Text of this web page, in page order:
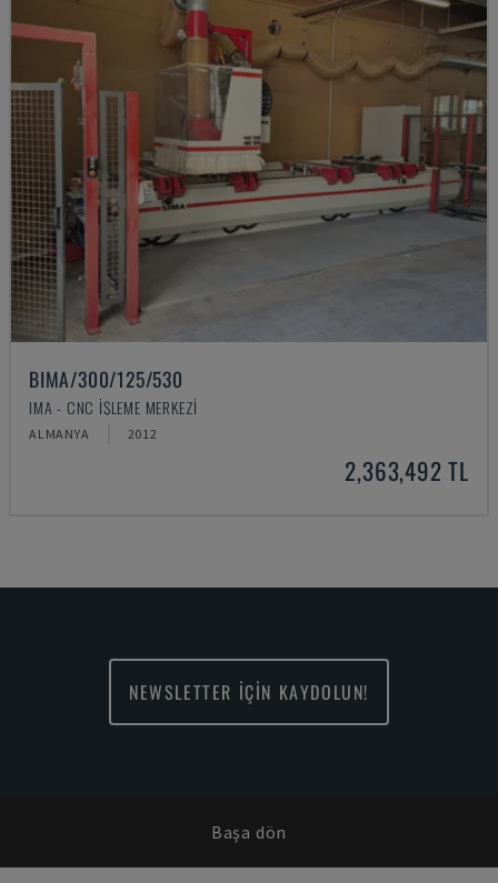
BIMA/300/125/530
IMA - CNC İŞLEME MERKEZI
ALMANYA 2012
2,363,492 TL
NEWSLETTER İÇİN KAYDOLUN!
Başa dön